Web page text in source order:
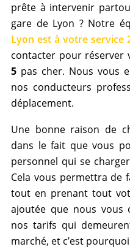
prête à intervenir
gare de Lyon ? Notre
Lyon est à votre service
contacter pour réserver
5 pas cher. Nous vous
nos conducteurs
déplacement.
Une bonne raison de
dans le fait que vous
personnel qui se
Cela vous permettra de
tout en prenant tout
ajoutée que nous vous
nos tarifs qui
marché, et c’est